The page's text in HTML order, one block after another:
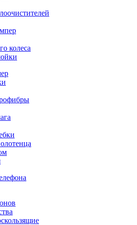
колеса